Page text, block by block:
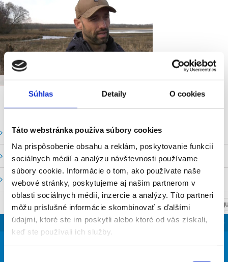
Súhlas Detaily O cookies
Táto webstránka používa súbory cookies
Na prispôsobenie obsahu a reklám, poskytovanie funkcií
sociálnych médií a analýzu návštevnosti používame
súbory cookie. Informácie o tom, ako používate naše
webové stránky, poskytujeme aj našim partnerom v
oblasti sociálnych médií, inzercie a analýzy. Títo partneri
môžu príslušné informácie skombinovať s ďalšími
údajmi, ktoré ste im poskytli alebo ktoré od vás získali,
keď ste používali ich služby.
Vodné stavy a prietoky SHMU
Stavy a prietoky SVP, š. p.
Mapový portál
SLOVENSKO
NASTAV